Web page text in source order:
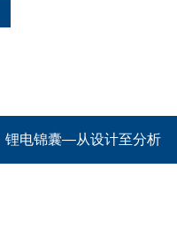
锂电锦囊—从设计至分析